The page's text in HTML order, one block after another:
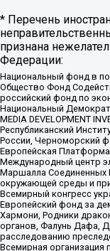
* Перечень
признана
Федерации:
Национальный фонд в
Общество Фонд
российский фонд по
Национальный
MEDIA DEVELOPMENT
Республиканский
России, Черноморский
Европейская
Международный центр
Маршалла Соединенных
окружающей среды и
Всемирный конгресс
Европейский фонд за
Хармони, Родники
органов, Фалунь Дафа,
расследованию
Всемирная организация